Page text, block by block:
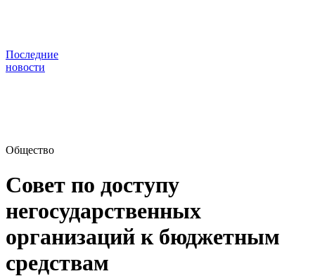
Последние
новости
Общество
Совет по доступу
негосударственных
организаций к бюджетным
средствам